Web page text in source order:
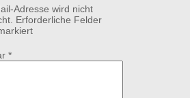
Adresse wird nicht
Erforderliche Felder
*